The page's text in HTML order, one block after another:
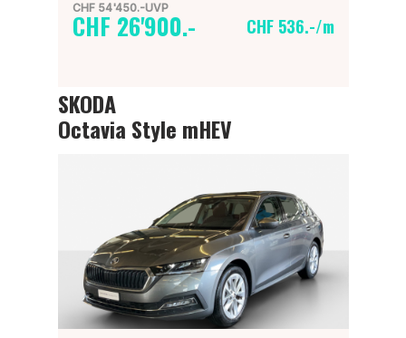
CHF 54'450.-UVP
CHF 26'900.- CHF 536.-/m
SKODA
Octavia Style mHEV